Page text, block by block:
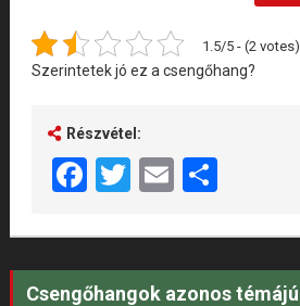
1.5/5 - (2 votes)
Szerintetek jó ez a csengőhang?
Részvétel:
Facebook
Twitter
EmailShare
Csengőhangok azonos témájú